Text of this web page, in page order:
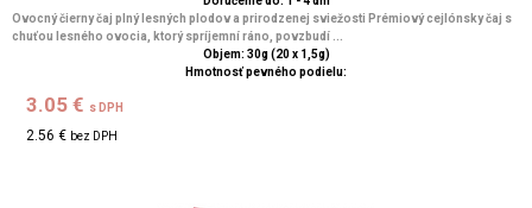
Ovocný čierny čaj plný lesných plodov a prirodzenej sviežosti Prémiový cejlónsky čaj s
chuťou lesného ovocia, ktorý spríjemní ráno, povzbudí ...
Objem: 30g (20 x 1,5g)
Hmotnosť pevného podielu:
3.05 € s DPH
2.56 € bez DPH